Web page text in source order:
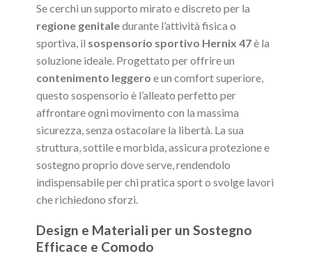
Se cerchi un supporto mirato e discreto per la
regione genitaledurante l’attività fisica o
sportiva, il sospensorio sportivo Hernix 47è la
soluzione ideale. Progettato per offrire un
contenimento leggero e un comfort superiore,
questo sospensorio è l’alleato perfetto per
affrontare ogni movimento con la massima
sicurezza, senza ostacolare la libertà. La sua
struttura, sottile e morbida, assicura protezione e
sostegno proprio dove serve, rendendolo
indispensabile per chi pratica sport o svolge lavori
che richiedono sforzi.
Design e Materiali per un Sostegno
Efficace e Comodo